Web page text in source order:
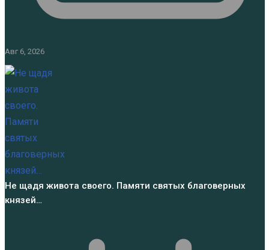
Авг 6, 2026
Не щадя живота своего. Памяти святых благоверных
князей…